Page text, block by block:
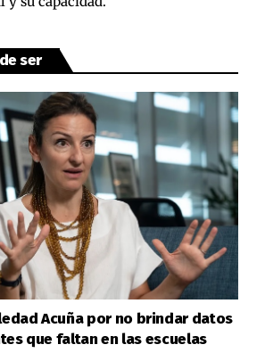
ser
Acuña por no brindar datos
que faltan en las escuelas